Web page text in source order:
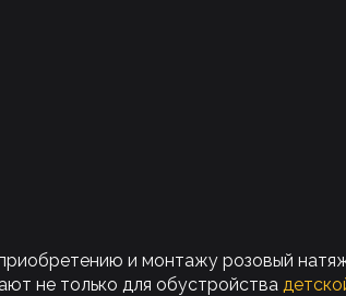
и монтажу розовый
не только для обустройства